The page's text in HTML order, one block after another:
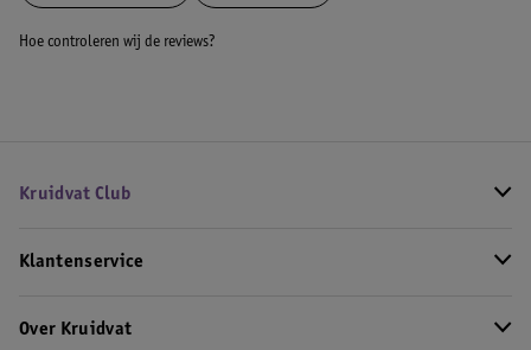
Hoe controleren wij de reviews?
Kruidvat Club
Klantenservice
Over Kruidvat